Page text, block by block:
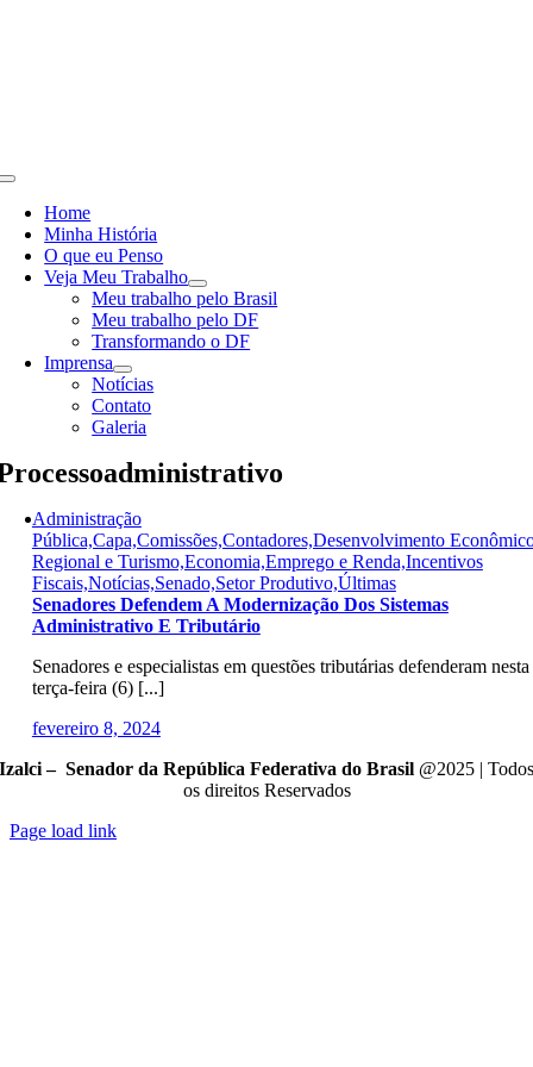
Toggle
NavigationHome
Minha História
O que eu Penso
Veja Meu Trabalho
Meu trabalho pelo Brasil
Meu trabalho pelo DF
Transformando o DF
Imprensa
Notícias
Contato
Galeria
Administração
Pública,Capa,Comissões,Contadores,Desenvolvimento
Regional e Turismo,Economia,Emprego e Renda,Incentivos
Fiscais,Notícias,Senado,Setor Produtivo,Últimas
Senadores Defendem A Modernização Dos Sistemas
Administrativo E Tributário
Senadores e especialistas em questões tributárias defenderam nesta
terça-feira (6) [...]
fevereiro 8, 2024
Izalci – Senador da República Federativa do Brasil @2025 | Todos
os direitos Reservados
Page load link